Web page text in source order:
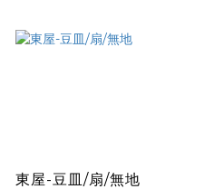
東屋-豆皿/扇/無地